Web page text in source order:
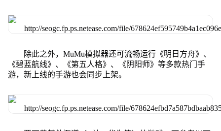
除此之外，MuMu模拟器还可流畅运行《明日方舟》、
《碧蓝航线》、《第五人格》、《阴阳师》等多款热门手
游，新上线的手游也会同步上架。